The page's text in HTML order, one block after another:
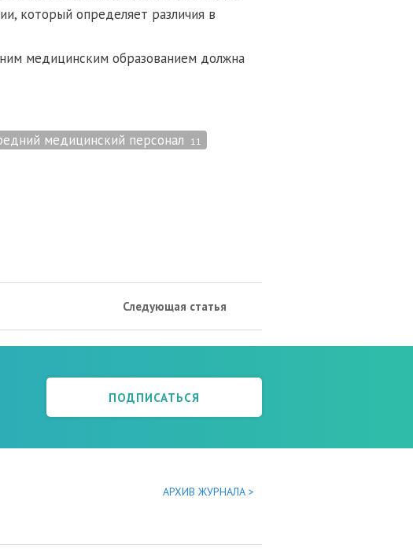
который определяет различия в
медицинским образованием должна
медицинский персонал 11
Следующая статья
ПОДПИСАТЬСЯ
АРХИВ ЖУРНАЛА >